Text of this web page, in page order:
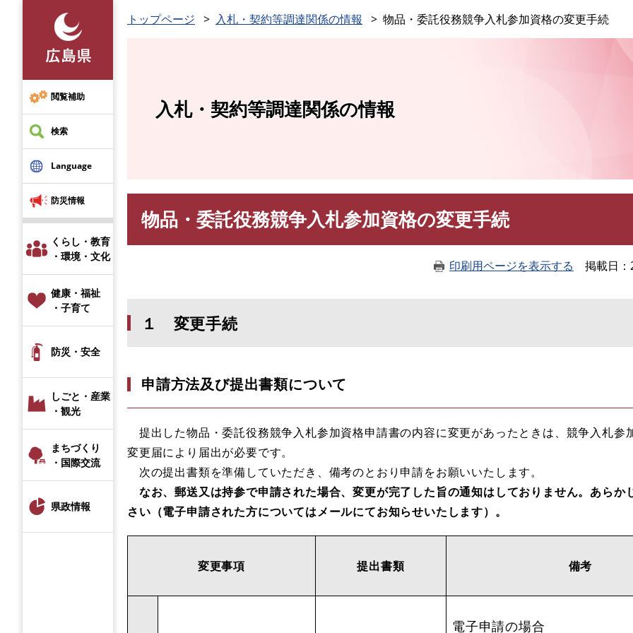
先
頭
で
す
閲覧補助
検索
Language
防災情報
くらし・教育
・環境・文化
健康・福祉
・子育て
防災・安全
しごと・産業
・観光
まちづくり
・国際交流
県政情報
トップページ 入札・契約等調達関係の情報 物品・委託役務競争入札参加資格の変更手続
入札・契約等調達関係の情報
物品・委託役務競争入札参加資格の変更手続
印刷用ページを表示する 掲載日
１ 変更手続
申請方法及び提出書類について
提出した物品・委託役務競争入札参加資格申請書の内容に変更があったときは、競争入札参
変更届により届出が必要です。
次の提出書類を準備していただき、備考のとおり申請をお願いいたします。
なお、郵送又は持参で申請された場合、変更が完了した旨の通知はしておりません。あらか
さい（電子申請された方についてはメールにてお知らせいたします）。
変更事項 提出書類 備考
電子申請の場合